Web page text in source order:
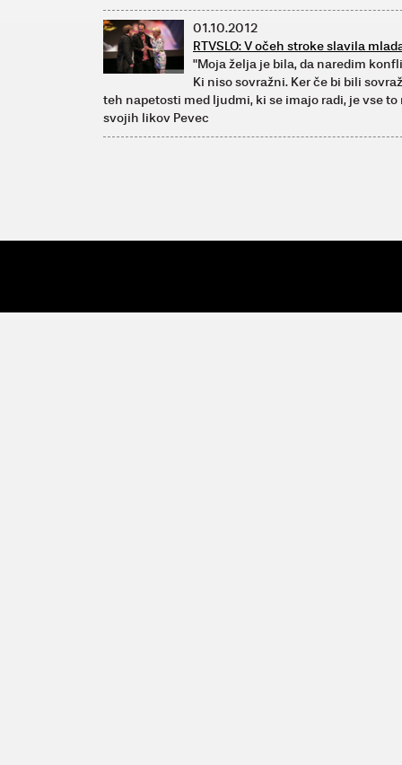
01.10.2012
RTVSLO: V očeh stroke slavila
"Moja želja je bila, da naredim
Ki niso sovražni. Ker če bi bili
teh napetosti med ljudmi, ki se imajo radi, je vse
svojih likov Pevec